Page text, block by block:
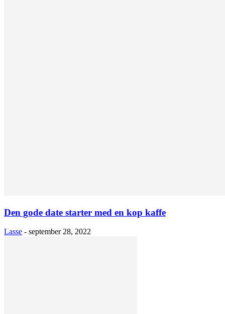
Den gode date starter med en kop kaffe
Lasse - september 28, 2022